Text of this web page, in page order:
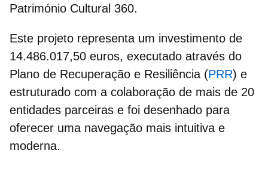
Património Cultural 360.
Este projeto representa um investimento de
14.486.017,50 euros, executado através do
Plano de Recuperação e Resiliência (PRR) e
estruturado com a colaboração de mais de 20
entidades parceiras e foi desenhado para
oferecer uma navegação mais intuitiva e
moderna.